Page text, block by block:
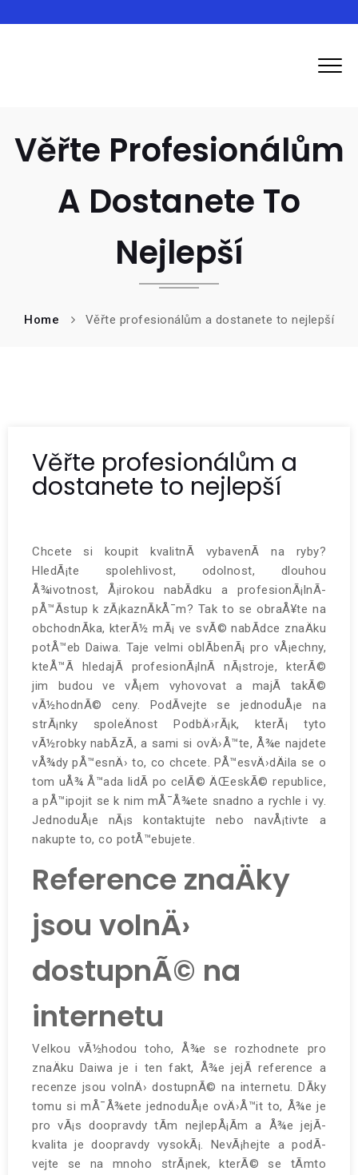
Věřte Profesionálům
A Dostanete To
Nejlepší
Home Věřte profesionálům a dostanete to nejlepší
Věřte profesionálům a
dostanete to nejlepší
Chcete si koupit kvalitnÃ­ vybavenÃ­ na ryby?
HledÃ¡te spolehlivost, odolnost, dlouhou
Å¾ivotnost, Å¡irokou nabÃ­dku a profesionÃ¡lnÃ­
pÅ™Ã­stup k zÃ¡kaznÃ­kÅ¯m? Tak to se obraÅ¥te na
obchodnÃ­ka, kterÃ½ mÃ¡ ve svÃ© nabÃ­dce znaÄku
potÅ™eb Daiwa. Taje velmi oblÃ­benÃ¡ pro vÅ¡echny,
kteÅ™Ã­ hledajÃ­ profesionÃ¡lnÃ­ nÃ¡stroje, kterÃ©
jim budou ve vÅ¡em vyhovovat a majÃ­ takÃ©
vÃ½hodnÃ© ceny. PodÃ­vejte se jednoduÅ¡e na
strÃ¡nky spoleÄnost PodbÄ›rÃ¡k, kterÃ¡ tyto
vÃ½robky nabÃ­zÃ­, a sami si ovÄ›Å™te, Å¾e najdete
vÅ¾dy pÅ™esnÄ› to, co chcete. PÅ™esvÄ›dÄila se o
tom uÅ¾ Å™ada lidÃ­ po celÃ© ÄŒeskÃ© republice,
a pÅ™ipojit se k nim mÅ¯Å¾ete snadno a rychle i vy.
JednoduÅ¡e nÃ¡s kontaktujte nebo navÅ¡tivte a
nakupte to, co potÅ™ebujete.
Reference znaÄky
jsou volnÄ›
dostupnÃ© na
internetu
Velkou vÃ½hodou toho, Å¾e se rozhodnete pro
znaÄku Daiwa je i ten fakt, Å¾e jejÃ­ reference a
recenze jsou volnÄ› dostupnÃ© na internetu. DÃ­ky
tomu si mÅ¯Å¾ete jednoduÅ¡e ovÄ›Å™it to, Å¾e je
pro vÃ¡s doopravdy tÃ­m nejlepÅ¡Ã­m a Å¾e jejÃ­
kvalita je doopravdy vysokÃ¡. NevÃ¡hejte a podÃ­
vejte se na mnoho strÃ¡nek, kterÃ© se tÃ­mto